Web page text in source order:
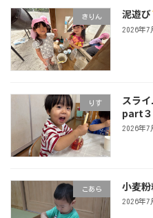
きりん 泥遊び
2026年7
りす
スラ
part３
2026年7
こあら 小麦
2026年7